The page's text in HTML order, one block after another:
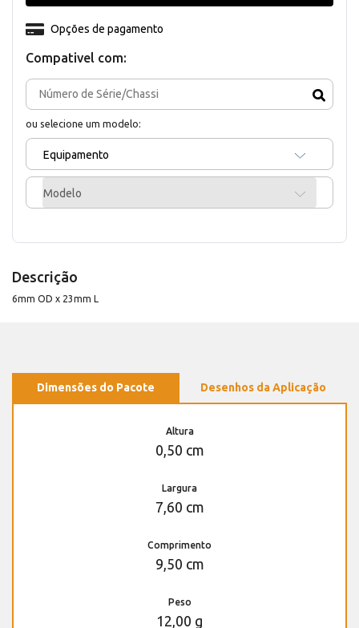
Compativel com:
ou selecione um modelo:
Equipamento
Modelo
Opções de pagamento
Descrição
6mm OD x 23mm L
Dimensões do Pacote Desenhos da Aplicação
Altura
0,50 cm
Largura
7,60 cm
Comprimento
9,50 cm
Peso
12,00 g